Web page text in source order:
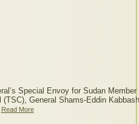
Special Envoy for Sudan Member
General Shams-Eddin
Read More